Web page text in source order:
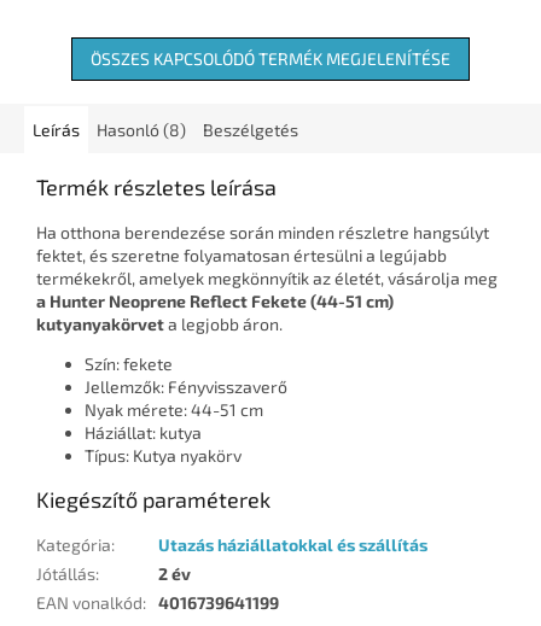
ÖSSZES KAPCSOLÓDÓ TERMÉK MEGJELENÍTÉSE
Leírás Hasonló (8) Beszélgetés
Termék részletes leírása
Ha otthona berendezése során minden részletre hangsúlyt
fektet, és szeretne folyamatosan értesülni a legújabb
termékekről, amelyek megkönnyítik az életét, vásárolja meg
a Hunter Neoprene Reflect Fekete (44-51 cm)
kutyanyakörveta legjobb áron.
Szín: fekete
Jellemzők: Fényvisszaverő
Nyak mérete: 44-51 cm
Háziállat: kutya
Típus: Kutya nyakörv
Kiegészítő paraméterek
Kategória:
Utazás háziállatokkal és szállítás
Jótállás:
2 év
EAN vonalkód: 4016739641199